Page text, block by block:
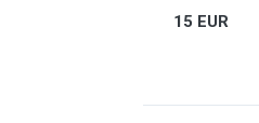
15 EUR